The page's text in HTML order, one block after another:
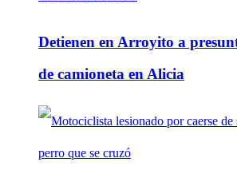
Detienen en Arroyito a
de camioneta en Alicia